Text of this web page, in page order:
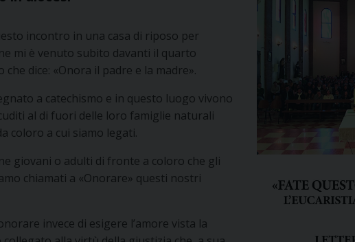
incontro in una casa di riposo per
mi è venuto subito davanti il quarto
che dice: «Onora il padre e la madre».
a catechismo e in questo luogo vivono
al di fuori delle loro famiglie naturali
coloro a cui siamo legati.
giovani o adulti di fronte a coloro che gli
chiamati a «Onorare» questi nostri
invece di esigere l’amore vista la